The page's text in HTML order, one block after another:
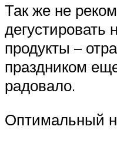
Так же не
продукты –
праздником
радовало.
Оптимальный